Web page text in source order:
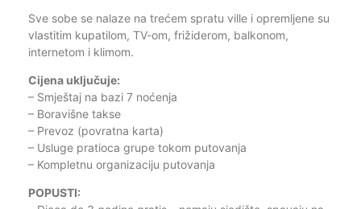
Sve sobe se nalaze na trećem spratu ville i opremljene su
vlastitim kupatilom, TV-om, frižiderom, balkonom,
internetom i klimom.
Cijena uključuje:
– Smještaj na bazi 7 noćenja
– Boravišne takse
– Prevoz (povratna karta)
– Usluge pratioca grupe tokom putovanja
– Kompletnu organizaciju putovanja
POPUSTI: